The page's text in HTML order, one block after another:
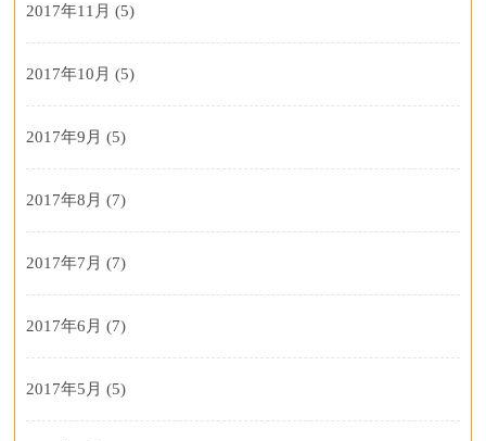
2017年11月 (5)
2017年10月 (5)
2017年9月 (5)
2017年8月 (7)
2017年7月 (7)
2017年6月 (7)
2017年5月 (5)